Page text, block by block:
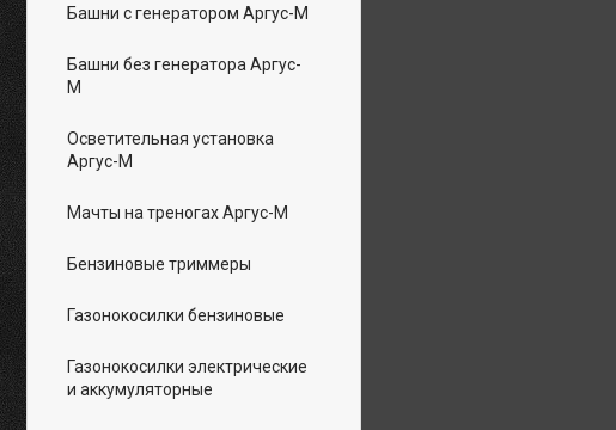
Башни с генератором Аргус-М
Башни без генератора Аргус-
М
Осветительная установка
Аргус-М
Мачты на треногах Аргус-М
Бензиновые триммеры
Газонокосилки бензиновые
Газонокосилки электрические
и аккумуляторные